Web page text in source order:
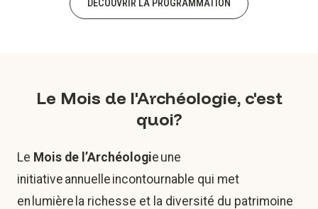
DÉCOUVRIR LA PROGRAMMATION
Le Mois de l'Archéologie, c'est
quoi?
Le Mois de l’Archéologie une
initiative annuelle incontournable qui met
en lumière la richesse et la diversité du patrimoine